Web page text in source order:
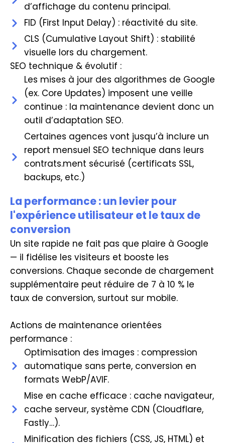
La performance : un levier pour
l'expérience utilisateur et le taux de
conversion
Un site rapide ne fait pas que plaire à Google
— il fidélise les visiteurs et booste les
conversions. Chaque seconde de chargement
supplémentaire peut réduire de 7 à 10 % le
taux de conversion, surtout sur mobile.
Actions de maintenance orientées
performance :
Optimisation des images : compression
automatique sans perte, conversion en
formats WebP/AVIF.
Mise en cache efficace : cache navigateur,
cache serveur, système CDN (Cloudflare,
Fastly…).
Minification des fichiers (CSS, JS, HTML) et
d’affichage du contenu principal.
FID (First Input Delay) : réactivité du site.
CLS (Cumulative Layout Shift) : stabilité
visuelle lors du chargement.
SEO technique & évolutif :
Les mises à jour des algorithmes de Google
(ex. Core Updates) imposent une veille
continue : la maintenance devient donc un
outil d’adaptation SEO.
Certaines agences vont jusqu’à inclure un
report mensuel SEO technique dans leurs
contrats.ment sécurisé (certificats SSL,
backups, etc.)